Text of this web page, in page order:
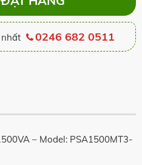
0246 682 0511
– Model: PSA1500MT3-